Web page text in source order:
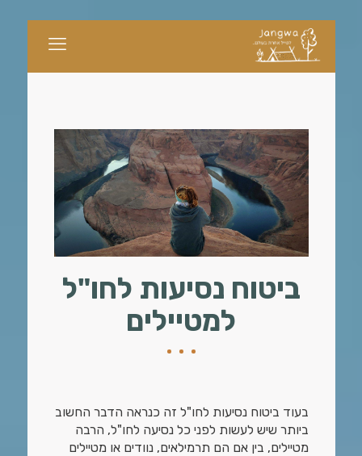
ביטוח נסיעות לחו"ל
למטיילים
בעוד ביטוח נסיעות לחו"ל זה כנראה הדבר החשוב
ביותר שיש לעשות לפני כל נסיעה לחו"ל, הרבה
מטיילים, בין אם הם תרמילאים, נוודים או מטיילים